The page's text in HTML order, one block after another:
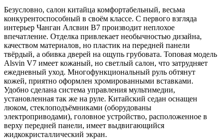
Безусловно, салон китайца комфортабельный, весьма
конкурентоспособный в своём классе. С первого взгляда
интерьер Чанган Алсвин В7 производит неплохое
впечатление. Отделка привлекает необычностью дизайна,
качеством материалов, но пластик на передней панели
твёрдый, а обивка дверей на ощупь грубовата. Топовая модель
Alsvin V7 имеет кожаный, но светлый салон, что затрудняет
ежедневный уход. Многофункциональный руль обтянут
кожей, приятно оформлен хромированными вставками.
Удобно сделана система управления мультимедии,
установленная так же на руле. Китайский седан оснащен
люком, стеклоподъёмниками (оборудованы
электроприводами), головное устройство, расположенное в
верху передней панели, имеет выдвигающийся
жидкокристаллический экран.